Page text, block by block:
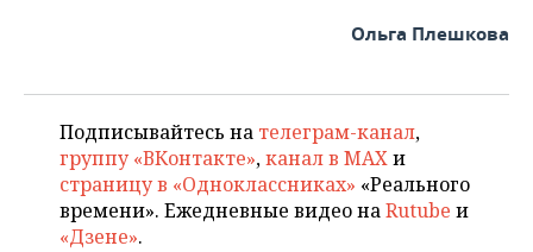
Ольга Плешкова
Подписывайтесь на телеграм-канал,
группу «ВКонтакте»,канал в MAXи
страницу в «Одноклассниках» «Реального
времени». Ежедневные видео наRutube и
«Дзене».